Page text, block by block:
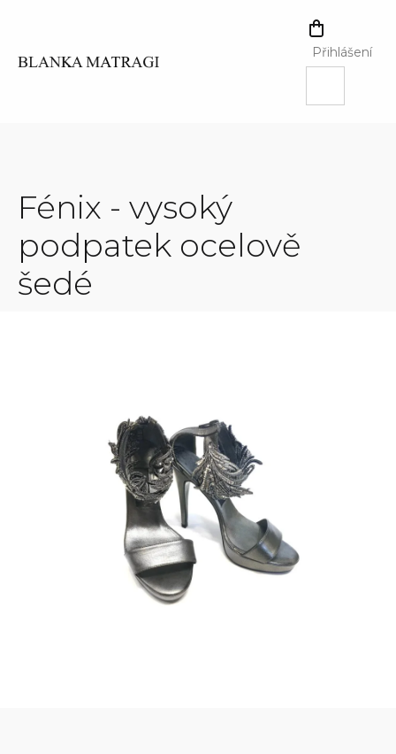
NÁKUPNÍ
KOŠÍK
Přihlášení
Fénix - vysoký
podpatek ocelově
šedé